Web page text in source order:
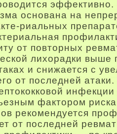
основана на
риальных
от повторных
лихорадки выше
и снижается с
от последней атаки.
фактором
рекомендуется
от последней